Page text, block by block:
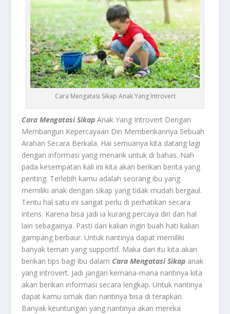
Cara Mengatasi Sikap Anak Yang Introvert
Cara Mengatasi Sikap Anak Yang Introvert Dengan
Membangun Kepercayaan Diri Memberikannya Sebuah
Arahan Secara Berkala. Hai semuanya kita datang lagi
dengan informasi yang menarik untuk di bahas. Nah
pada kesempatan kali ini kita akan berikan berita yang
penting. Terlebih kamu adalah seorang ibu yang
memiliki anak dengan sikap yang tidak mudah bergaul.
Tentu hal satu ini sangat perlu di perhatikan secara
intens. Karena bisa jadi ia kurang percaya diri dan hal
lain sebagainya. Pasti dari kalian ingin buah hati kalian
gampang berbaur. Untuk nantinya dapat memiliki
banyak teman yang supportif. Maka dari itu kita akan
berikan tips bagi ibu dalam Cara Mengatasi Sikap anak
yang introvert. Jadi jangan kemana-mana nantinya kita
akan berikan informasi secara lengkap. Untuk nantinya
dapat kamu simak dan nantinya bisa di terapkan.
Banyak keuntungan yang nantinya akan mereka